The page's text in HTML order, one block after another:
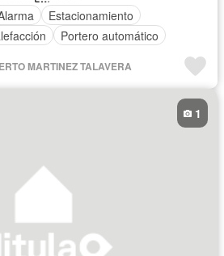
Estacionamiento
Portero automático
MARTINEZ TALAVERA
1